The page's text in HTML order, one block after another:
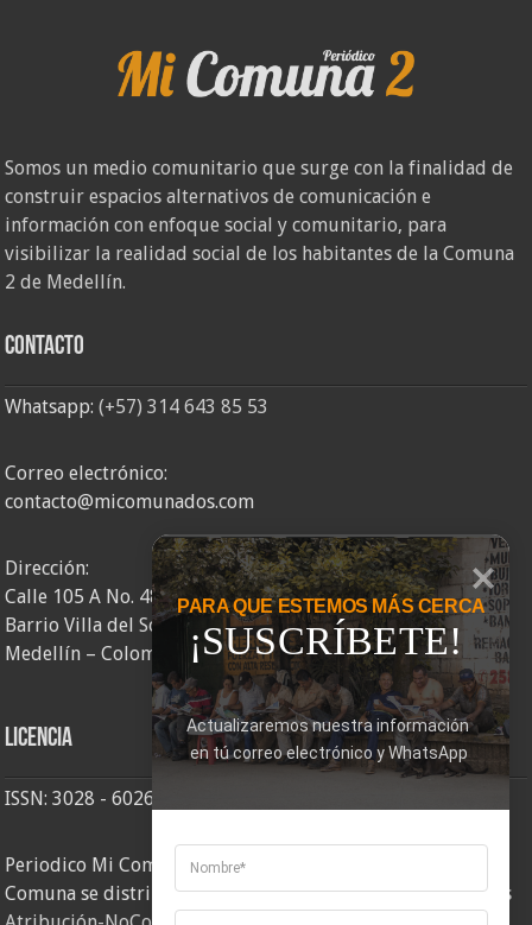
Somos un medio comunitario que surge con la finalidad de
construir espacios alternativos de comunicación e
información con enfoque social y comunitario, para
visibilizar la realidad social de los habitantes de la Comuna
2 de Medellín.
Contacto
Whatsapp:(+57) 314 643 85 53
Correo electrónico:
contacto@micomunados.com
Dirección:
Calle 105 A No. 48AA – 58
Barrio Villa del Socorro
Medellín – Colombia
Licencia
ISSN: 3028 - 6026
Periodico Mi Comuna 2, elaborado por Corporación Mi
Comuna se distribuye bajo unaLicencia Creative Commons
PARA QUE ESTEMOS MÁS CERCA
¡SUSCRÍBETE!
Actualizaremos nuestra información
en tú correo electrónico y WhatsApp